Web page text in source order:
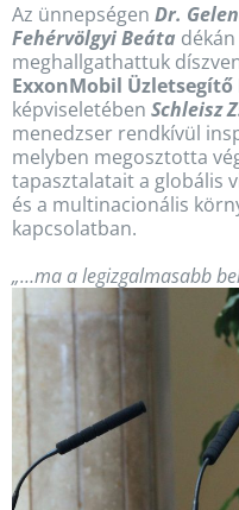
Az ünnepségen Dr.
Fehérvölgyi Beáta
meghallgathattuk
ExxonMobil
képviseletében Schleisz
menedzser rendkívül
melyben megosztotta
tapasztalatait a globális
és a multinacionális
kapcsolatban.
„…ma a legizgalmasabb